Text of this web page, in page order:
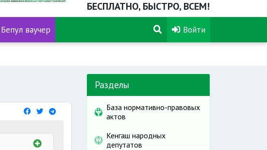
БЕСПЛАТНО, БЫСТРО, ВСЕМ!
Бепул ваучер Войти
Разделы
База нормативно-правовых
актов
Кенгаш народных
депутатов